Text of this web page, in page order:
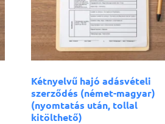
Kétnyelvű hajó adásvételi
szerződés (német-magyar)
(nyomtatás után, tollal
kitölthető)